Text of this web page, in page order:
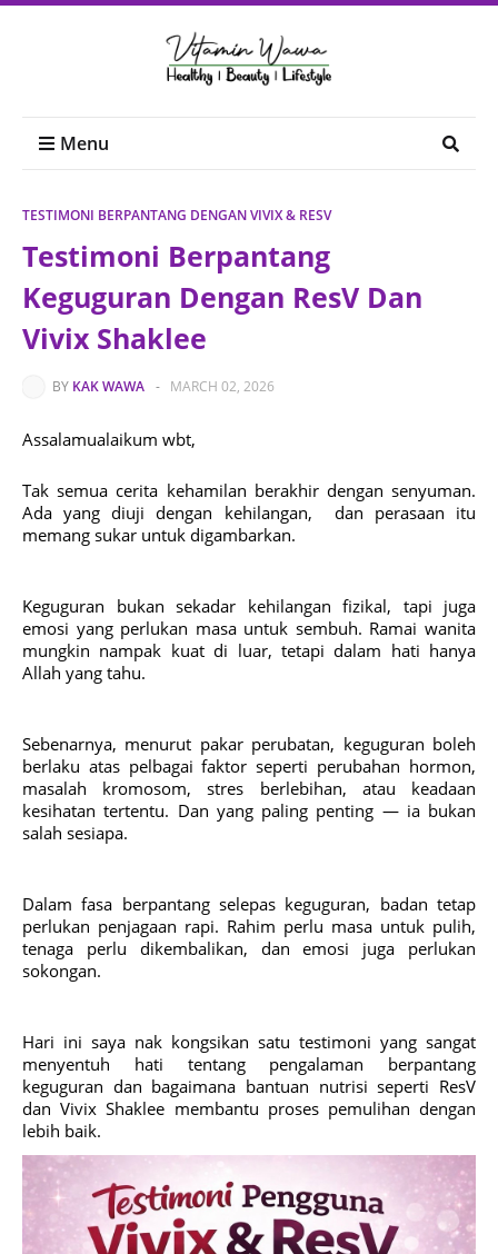
Menu
TESTIMONI BERPANTANG DENGAN VIVIX & RESV
Testimoni Berpantang
Keguguran Dengan ResV Dan
Vivix Shaklee
BY KAK WAWA - MARCH 02, 2026
Assalamualaikum wbt,
Tak semua cerita kehamilan berakhir dengan senyuman.
Ada yang diuji dengan kehilangan, dan perasaan itu
memang sukar untuk digambarkan.
Keguguran bukan sekadar kehilangan fizikal, tapi juga
emosi yang perlukan masa untuk sembuh. Ramai wanita
mungkin nampak kuat di luar, tetapi dalam hati hanya
Allah yang tahu.
Sebenarnya, menurut pakar perubatan, keguguran boleh
berlaku atas pelbagai faktor seperti perubahan hormon,
masalah kromosom, stres berlebihan, atau keadaan
kesihatan tertentu. Dan yang paling penting — ia bukan
salah sesiapa.
Dalam fasa berpantang selepas keguguran, badan tetap
perlukan penjagaan rapi. Rahim perlu masa untuk pulih,
tenaga perlu dikembalikan, dan emosi juga perlukan
sokongan.
Hari ini saya nak kongsikan satu testimoni yang sangat
menyentuh hati tentang pengalaman berpantang
keguguran dan bagaimana bantuan nutrisi seperti ResV
dan Vivix Shaklee membantu proses pemulihan dengan
lebih baik.